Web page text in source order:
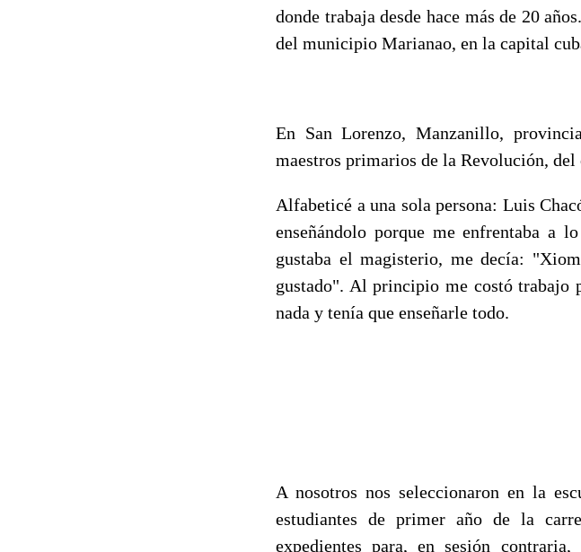
donde trabaja desde hace más de 20
del municipio Marianao, en la capital
En San Lorenzo, Manzanillo,
maestros primarios de la Revolución,
Alfabeticé a una sola persona: Luis
enseñándolo porque me enfrentaba a
gustaba el magisterio, me decía:
gustado". Al principio me costó trabajo
nada y tenía que enseñarle todo.
A nosotros nos seleccionaron en la
estudiantes de primer año de la
expedientes para, en sesión